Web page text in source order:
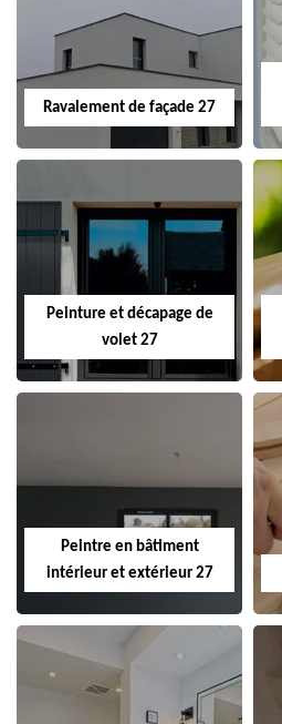
Ravalement de façade 27
Peinture et décapage de
volet 27
Peintre en bâtiment
intérieur et extérieur 27